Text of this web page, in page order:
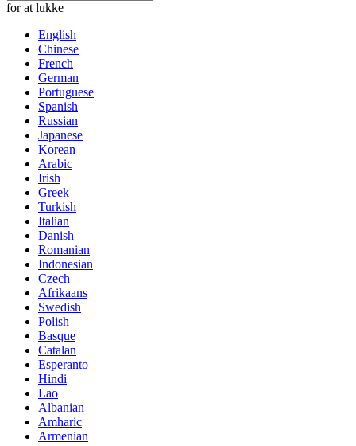
for at lukke
English
Chinese
French
German
Portuguese
Spanish
Russian
Japanese
Korean
Arabic
Irish
Greek
Turkish
Italian
Danish
Romanian
Indonesian
Czech
Afrikaans
Swedish
Polish
Basque
Catalan
Esperanto
Hindi
Lao
Albanian
Amharic
Armenian